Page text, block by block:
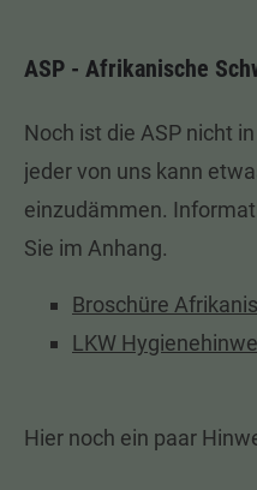
ASP - Afrikanische
Noch ist die ASP nicht
jeder von uns kann
einzudämmen.
Sie im Anhang.
Broschüre
LKW
Hier noch ein paar